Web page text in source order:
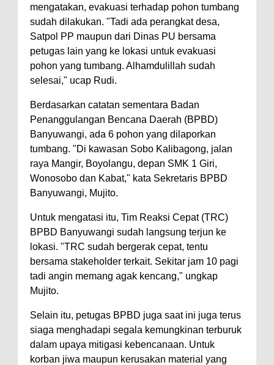
mengatakan, evakuasi terhadap pohon tumbang
sudah dilakukan. "Tadi ada perangkat desa,
Satpol PP maupun dari Dinas PU bersama
petugas lain yang ke lokasi untuk evakuasi
pohon yang tumbang. Alhamdulillah sudah
selesai," ucap Rudi.
Berdasarkan catatan sementara Badan
Penanggulangan Bencana Daerah (BPBD)
Banyuwangi, ada 6 pohon yang dilaporkan
tumbang. "Di kawasan Sobo Kalibagong, jalan
raya Mangir, Boyolangu, depan SMK 1 Giri,
Wonosobo dan Kabat," kata Sekretaris BPBD
Banyuwangi, Mujito.
Untuk mengatasi itu, Tim Reaksi Cepat (TRC)
BPBD Banyuwangi sudah langsung terjun ke
lokasi. "TRC sudah bergerak cepat, tentu
bersama stakeholder terkait. Sekitar jam 10 pagi
tadi angin memang agak kencang," ungkap
Mujito.
Selain itu, petugas BPBD juga saat ini juga terus
siaga menghadapi segala kemungkinan terburuk
dalam upaya mitigasi kebencanaan. Untuk
korban jiwa maupun kerusakan material yang